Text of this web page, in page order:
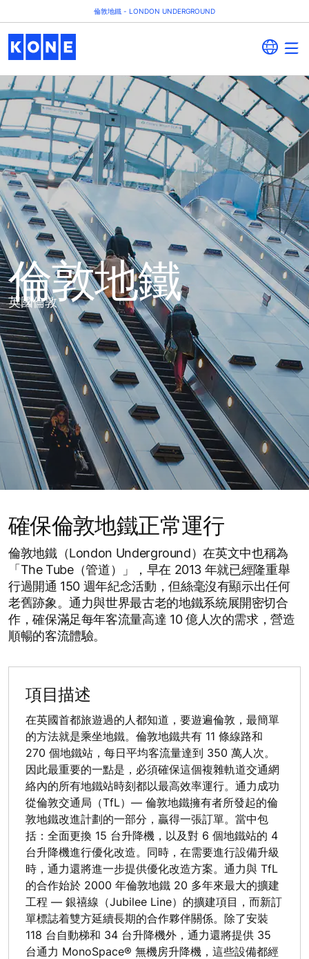
倫敦地鐵 - LONDON UNDERGROUND
倫敦地鐵
英國倫敦
確保倫敦地鐵正常運行
倫敦地鐵（London Underground）在英文中也稱為
「The Tube（管道）」，早在 2013 年就已經隆重舉
行過開通 150 週年紀念活動，但絲毫沒有顯示出任何
老舊跡象。通力與世界最古老的地鐵系統展開密切合
作，確保滿足每年客流量高達 10 億人次的需求，營造
順暢的客流體驗。
項目描述
在英國首都旅遊過的人都知道，要遊遍倫敦，最簡單
的方法就是乘坐地鐵。倫敦地鐵共有 11 條線路和
270 個地鐵站，每日平均客流量達到 350 萬人次。
因此最重要的一點是，必須確保這個複雜軌道交通網
絡內的所有地鐵站時刻都以最高效率運行。通力成功
從倫敦交通局（TfL）— 倫敦地鐵擁有者所發起的倫
敦地鐵改進計劃的一部分，贏得一張訂單。當中包
括：全面更換 15 台升降機，以及對 6 個地鐵站的 4
台升降機進行優化改造。同時，在需要進行設備升級
時，通力還將進一步提供優化改造方案。通力與 TfL
的合作始於 2000 年倫敦地鐵 20 多年來最大的擴建
工程 — 銀禧線（Jubilee Line）的擴建項目，而新訂
單標誌着雙方延續長期的合作夥伴關係。除了安裝
118 台自動梯和 34 台升降機外，通力還將提供 35
台通力 MonoSpace® 無機房升降機，這些設備都經